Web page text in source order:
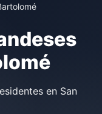
en San